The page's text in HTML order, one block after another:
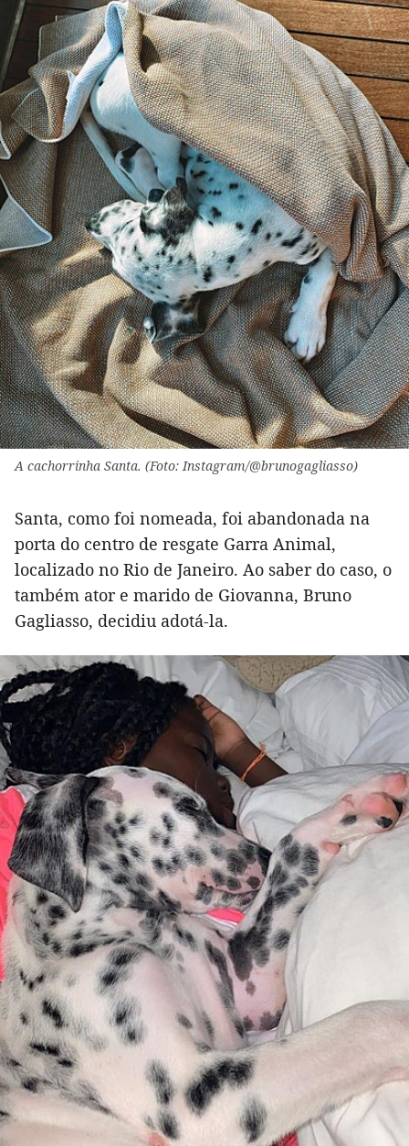
A cachorrinha Santa. (Foto: Instagram/@brunogagliasso)
Santa, como foi nomeada, foi abandonada na
porta do centro de resgate Garra Animal,
localizado no Rio de Janeiro. Ao saber do caso, o
também ator e marido de Giovanna, Bruno
Gagliasso, decidiu adotá-la.